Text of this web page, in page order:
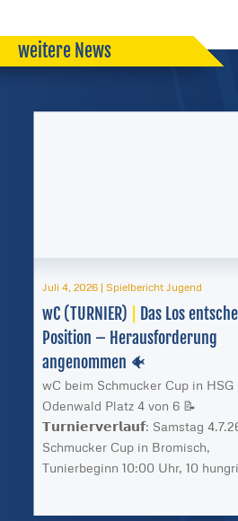
weitere News
Juli 4, 2026 | Spielbericht Jugend
wC (TURNIER)
Das Los
Position – Herausforderung
angenommen 🐠
wC beim Schmucker Cup in HSG
Odenwald Platz 4 von 6 📝
𝗧𝘂𝗿𝗻𝗶𝗲𝗿𝘃𝗲𝗿𝗹𝗮𝘂𝗳: Samstag
Schmucker Cup in Bromisch,
Tunierbeginn 10:00 Uhr, 10